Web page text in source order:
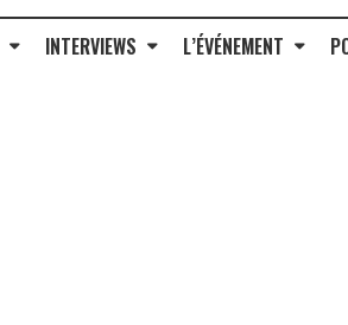
INTERVIEWS L’ÉVÉNEMENT